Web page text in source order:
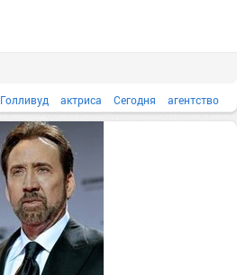
Голливуд актриса Сегодня агентство